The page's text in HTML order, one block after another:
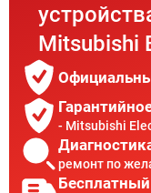
Mitsubishi
- Mitsubishi
ремонт по